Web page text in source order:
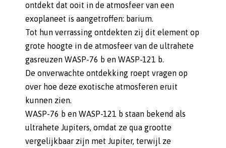
ontdekt dat ooit in de atmosfeer van een
exoplaneet is aangetroffen: barium.
Tot hun verrassing ontdekten zij dit element op
grote hoogte in de atmosfeer van de ultrahete
gasreuzen WASP-76 b en WASP-121 b.
De onverwachte ontdekking roept vragen op
over hoe deze exotische atmosferen eruit
kunnen zien.
WASP-76 b en WASP-121 b staan bekend als
ultrahete Jupiters, omdat ze qua grootte
vergelijkbaar zijn met Jupiter, terwijl ze